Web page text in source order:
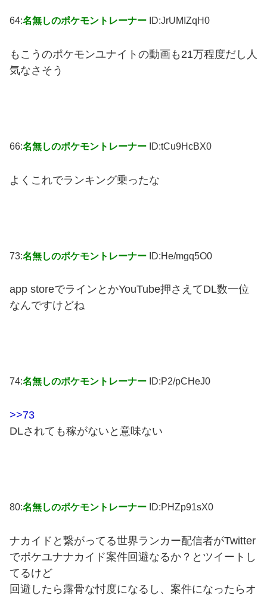
64:名無しのポケモントレーナー ID:JrUMIZqH0
もこうのポケモンユナイトの動画も21万程度だし人
気なさそう
66:名無しのポケモントレーナー ID:tCu9HcBX0
よくこれでランキング乗ったな
73:名無しのポケモントレーナー ID:He/mgq5O0
app storeでラインとかYouTube押さえてDL数一位
なんですけどね
74:名無しのポケモントレーナー ID:P2/pCHeJ0
>>73
DLされても稼がないと意味ない
80:名無しのポケモントレーナー ID:PHZp91sX0
ナカイドと繋がってる世界ランカー配信者がTwitter
でポケユナナカイド案件回避なるか？とツイートし
てるけど
回避したら露骨な忖度になるし、案件になったらオ